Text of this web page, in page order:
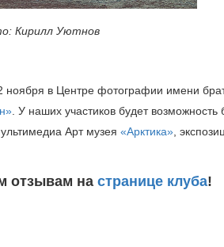
Кирилл Уютнов
в Центре фотографии имени
. У наших участиков будет возможность
Арт музея «Арктика» ,
отзывам на странице клуба!